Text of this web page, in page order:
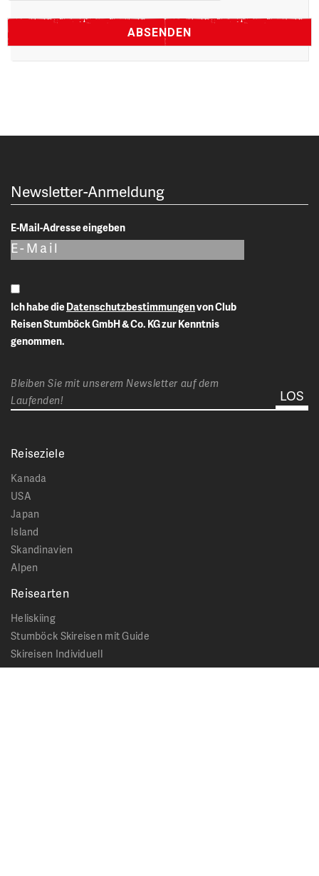
Newsletter-Anmeldung
E-Mail-Adresse eingeben
Ich habe dieDatenschutzbestimmungen
Reisen Stumböck GmbH & Co. KG zur Kenntnis
genommen.
Bleiben Sie mit unserem Newsletter auf dem
Laufenden!
Reiseziele
Kanada
USA
Japan
Island
Skandinavien
Alpen
Reisearten
Heliskiing
Stumböck Skireisen mit Guide
Skireisen Individuell
Catskiing